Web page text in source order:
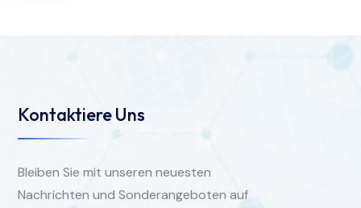
Kontaktiere Uns
Bleiben Sie mit unseren neuesten
Nachrichten und Sonderangeboten auf